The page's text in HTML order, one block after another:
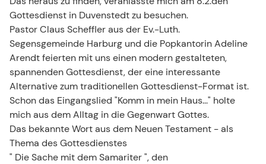
Gottesdienst in Duvenstedt zu besuchen.
Pastor Claus Scheffler aus der Ev.-Luth.
Segensgemeinde Harburg und die Popkantorin Adeline
Arendt feierten mit uns einen modern gestalteten,
spannenden Gottesdienst, der eine interessante
Alternative zum traditionellen Gottesdienst-Format ist.
Schon das Eingangslied "Komm in mein Haus..." holte
mich aus dem Alltag in die Gegenwart Gottes.
Das bekannte Wort aus dem Neuen Testament - als
Thema des Gottesdienstes
" Die Sache mit dem Samariter ", den